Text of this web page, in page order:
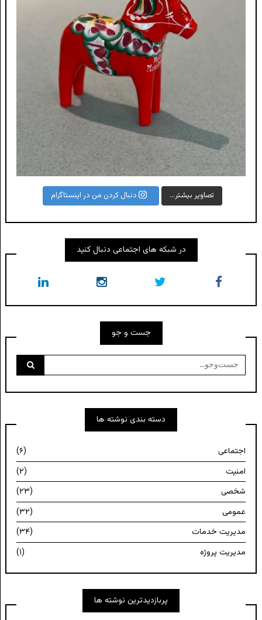
تصاویر بیشتر... دنبال کردن من در اینستاگرام
در شبکه های اجتماعی دنبال کنید
جست و جو
جست‌وجو
برای:
دسته بندی نوشته ها
اجتماعی
(۶)
امنیت
(۲)
شخصی
(۲۳)
عمومی
(۳۲)
مدیریت خدمات
(۳۴)
مدیریت پروژه
(۱)
پربازدیدترین نوشته ها